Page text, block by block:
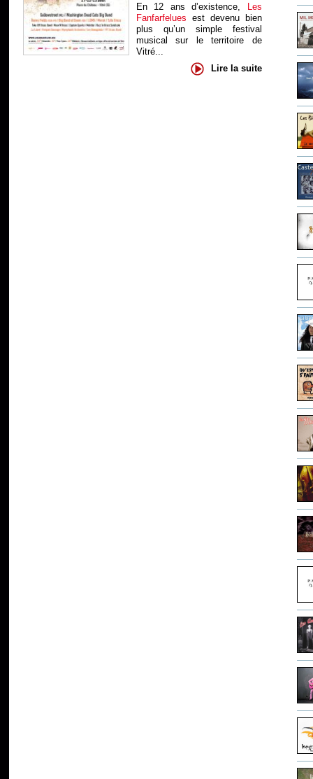
En 12 ans d’existence, Les
Fanfarfelues est devenu bien
plus qu’un simple festival
musical sur le territoire de
Vitré...
Lire la suite